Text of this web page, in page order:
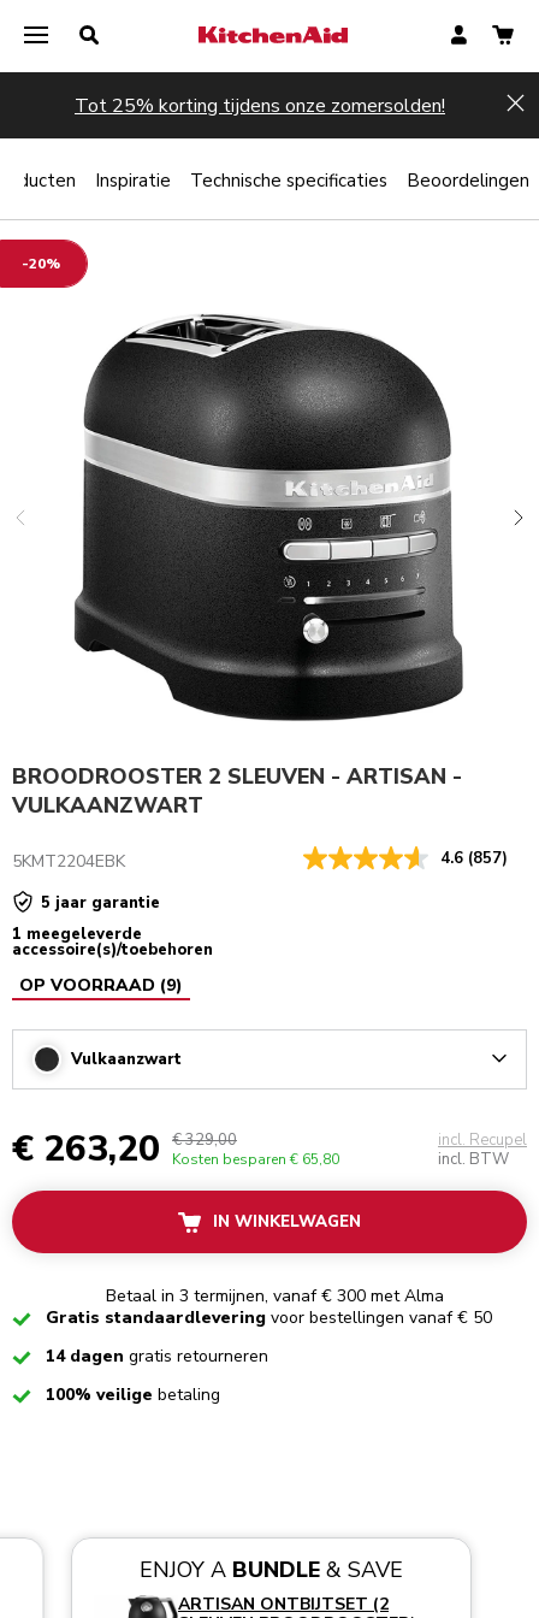
Tot 25% korting tijdens onze zomersolden!
-20%
BROODROOSTER 2 SLEUVEN - ARTISAN -
VULKAANZWART
5KMT2204EBK 4.6 (857)
5 jaar garantie
1 meegeleverde
accessoire(s)/toebehoren
OP VOORRAAD (9)
Vulkaanzwart
€ 263,20 € 329,00
Kosten besparen € 65,80
incl. Recupel
incl. BTW
IN WINKELWAGEN
Betaal in 3 termijnen, vanaf € 300 met Alma
CheckedGratis standaardlevering voor bestellingen vanaf € 50
Checked14 dagen gratis retourneren
Checked100% veilige betaling
ENJOY A BUNDLE& SAVE
ARTISAN ONTBIJTSET (2
Inspiratie Technische specificaties Beoordelingen